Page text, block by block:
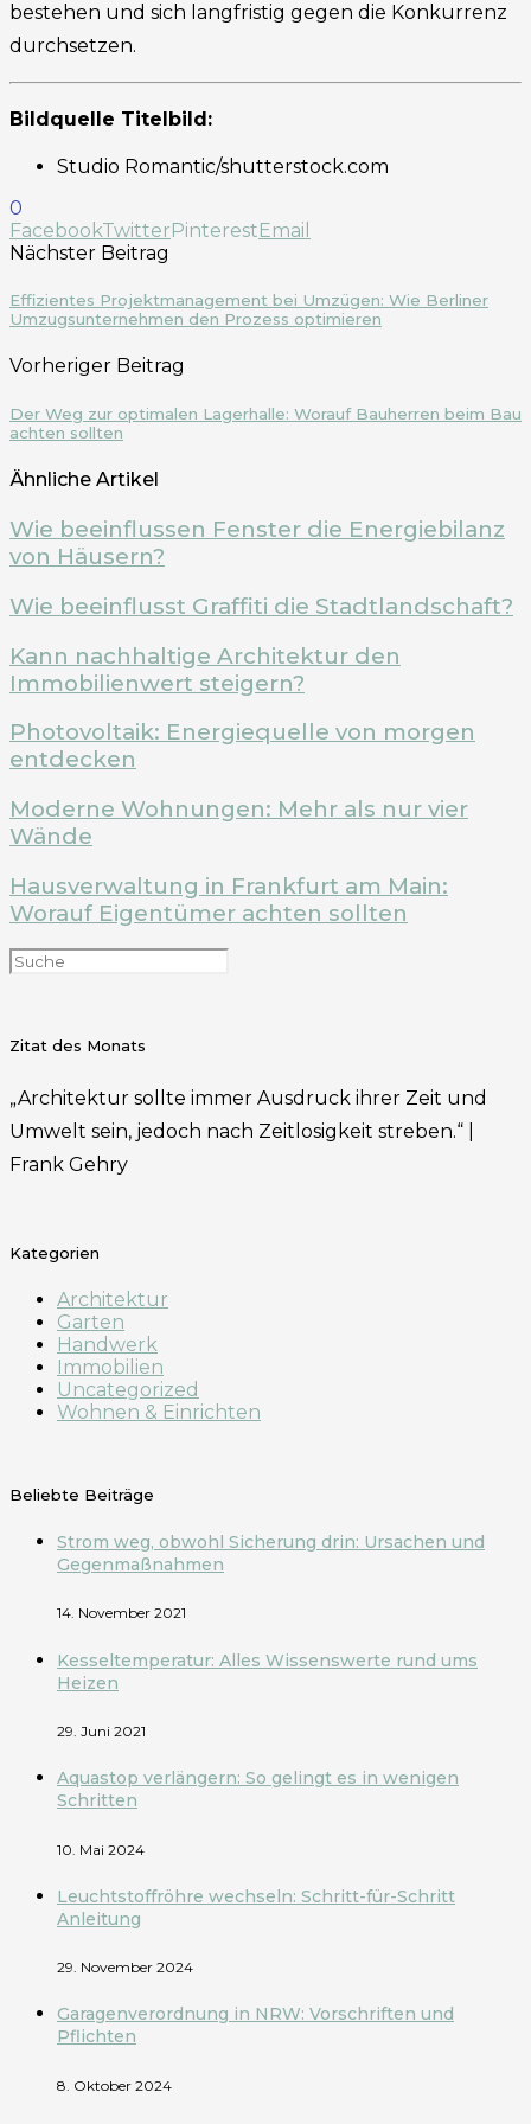
bestehen und sich langfristig gegen die Konkurrenz
durchsetzen.
Bildquelle Titelbild:
Studio Romantic/shutterstock.com
0
FacebookTwitterPinterestEmail
Nächster Beitrag
Effizientes Projektmanagement bei Umzügen: Wie Berliner
Umzugsunternehmen den Prozess optimieren
Vorheriger Beitrag
Der Weg zur optimalen Lagerhalle: Worauf Bauherren beim Bau
achten sollten
Ähnliche Artikel
Wie beeinflussen Fenster die Energiebilanz
von Häusern?
Wie beeinflusst Graffiti die Stadtlandschaft?
Kann nachhaltige Architektur den
Immobilienwert steigern?
Photovoltaik: Energiequelle von morgen
entdecken
Moderne Wohnungen: Mehr als nur vier
Wände
Hausverwaltung in Frankfurt am Main:
Worauf Eigentümer achten sollten
Zitat des Monats
„Architektur sollte immer Ausdruck ihrer Zeit und
Umwelt sein, jedoch nach Zeitlosigkeit streben.“ |
Frank Gehry
Kategorien
Architektur
Garten
Handwerk
Immobilien
Uncategorized
Wohnen & Einrichten
Beliebte Beiträge
Strom weg, obwohl Sicherung drin: Ursachen und
Gegenmaßnahmen
14. November 2021
Kesseltemperatur: Alles Wissenswerte rund ums
Heizen
29. Juni 2021
Aquastop verlängern: So gelingt es in wenigen
Schritten
10. Mai 2024
Leuchtstoffröhre wechseln: Schritt-für-Schritt
Anleitung
29. November 2024
Garagenverordnung in NRW: Vorschriften und
Pflichten
8. Oktober 2024